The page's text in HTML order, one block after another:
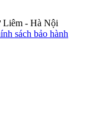
Liêm - Hà Nội
sách bảo hành